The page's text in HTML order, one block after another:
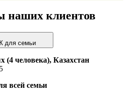
наших клиентов
для семьи
человека), Казахстан
всей семьи